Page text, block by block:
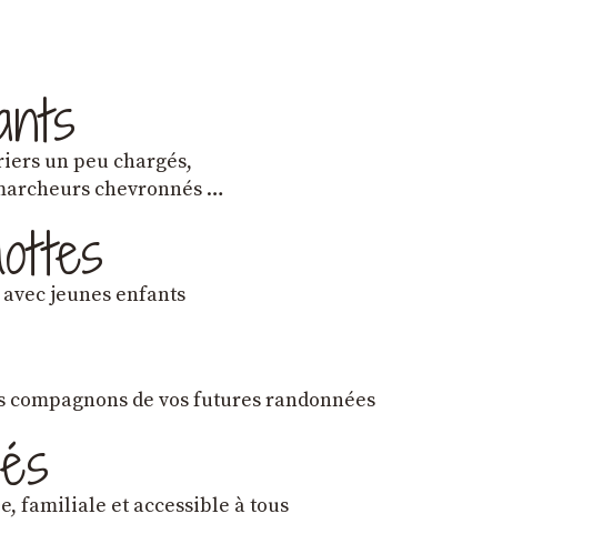
un peu chargés,
chevronnés …
jeunes enfants
de vos futures randonnées
familiale et accessible à tous